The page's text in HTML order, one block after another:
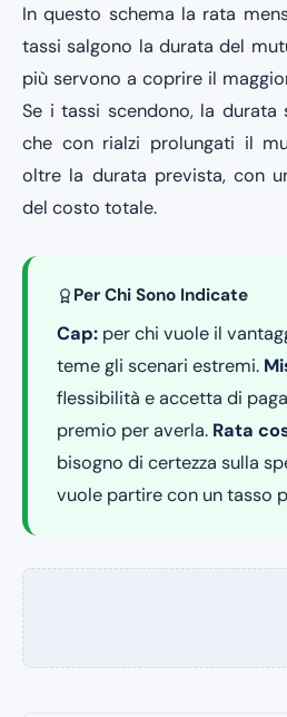
In questo schema la rata
tassi salgono la durata del
più servono a coprire il
Se i tassi scendono, la
che con rialzi prolungati il
oltre la durata prevista, con
del costo totale.
Per Chi Sono Indicate
Cap: per chi vuole il
teme gli scenari estremi.
flessibilità e accetta di
premio per averla. Rata
bisogno di certezza sulla
vuole partire con un tasso